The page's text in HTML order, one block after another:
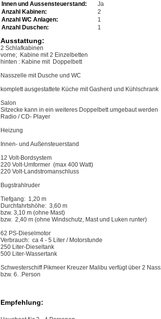
Innen und Aussensteuerstand:
Ja
Anzahl Kabinen:
2
Anzahl WC Anlagen:
1
Anzahl Duschen:
1
Ausstattung:
2 Schlafkabinen
vorne; Kabine mit 2 Einzelbetten
hinten : Kabine mit Doppelbett
Nasszelle mit Dusche und WC
komplett ausgestattete Küche mit Gasherd und Kühlschrank
Salon
Sitzecke kann in ein weiteres Doppelbett umgebaut werden
Radio / CD- Player
Heizung
Innen- und Außensteuerstand
12 Volt-Bordsystem
220 Volt-Umformer (max 400 Watt)
220 Volt-Landstromanschluss
Bugstrahlruder
Tiefgang: 1,20 m
Durchfahrtshöhe: 3,60 m
bzw. 3,10 m (ohne Mast)
bzw. 2,40 m (ohne Windschutz, Mast und Luken runter)
62 PS-Dieselmotor
Verbrauch: ca 4 - 5 Liter / Motorstunde
250 Liter-Dieseltank
500 Liter-Wassertank
Schwesterschiff Pikmeer Kreuzer Malibu verfügt über 2
bzw. 6. .Person
Empfehlung: